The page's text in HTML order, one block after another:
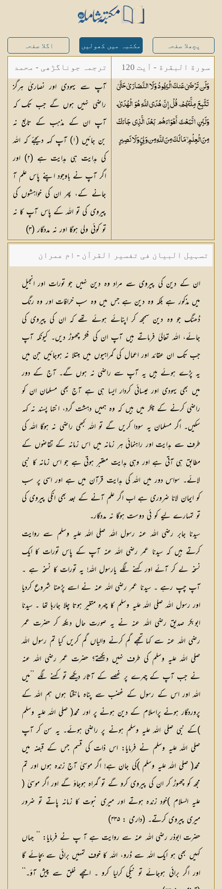
پچھلا صفحہ مکتبہ میں کھولیں اگلا صفحہ
سورة البقرة - آیت 120
وَلَن تَرْضَىٰ عَنكَ الْيَهُودُ وَلَا النَّصَارَىٰ حَتَّىٰ
تَتَّبِعَ مِلَّتَهُمْ ۗ قُلْ إِنَّ هُدَى اللَّهِ هُوَ الْهُدَىٰ ۗ
وَلَئِنِ اتَّبَعْتَ أَهْوَاءَهُم بَعْدَ الَّذِي جَاءَكَ
مِنَ الْعِلْمِ ۙ مَا لَكَ مِنَ اللَّهِ مِن وَلِيٍّ وَلَانَصِيرٍ
ترجمہ جوناگڑھی - محمد
جونا گڑھی
آپ سے یہودی اور نصاریٰ ہرگز
راضی نہیں ہوں گے جب تک کہ
آپ ان کے مذہب کے تابع نہ
بن جائیں (١) آپ کہہ دیجئے کہ اللہ
کی ہدایت ہی ہدایت ہے (٢) اور
اگر آپ نے باوجود اپنے پاس علم آ
جانے کے، پھر ان کی خواہشوں کی
پیروی کی تو اللہ کے پاس آپ کا نہ
تو کوئی ولی ہوگا اور نہ مددگار (٣)
تسہیل البیان فی تفسیر القرآن - ام عمران
شکیلہ بنت میاں فضل حسین
ان کے دین کی پیروی سے مراد وہ دین نہیں جو تورات اور انجیل
میں مذکور ہے بلکہ وہ دین ہے جس میں وہ سب خرافات اور وہ رنگ
ڈھنگ جو وہ دین سمجھ کر اپنائے ہوئے تھے كہ ان کی پیروی کی
جائے، اللہ تعالیٰ فرماتے ہیں آپ ان کی فکر چھوڑ دیں۔ کیونکہ آپ
جب تک ان عقائد اور اعمال کی گمراہیوں میں مبتلا نہ ہوجائیں جن میں
یہ پڑے ہوئے ہیں یہ آپ سے راضی نہ ہوں گے۔ آج کے دور
میں بھی یہودی اور عیسائی کردار ایسا ہی ہے آج بھی مسلمان ان کو
راضی کرنے کے چکر میں ہیں کہ وہ ہمیں دہشت گرد، انتہا پسند نہ کہہ
سکیں۔ اگر مسلمان یہ سودا کریں گے تو اللہ کبھی راضی نہ ہوگا اللہ کی
طرف سے ہدایت اور راہنمائی ہر زمانہ میں اس زمانہ کے تقاضوں کے
مطابق ہی آتی ہے اور وہی ہدایت معتبر ہوتی ہے جو اس زمانہ کا نبی
لائے۔ سواس دور میں اللہ کی ہدایت قرآن میں ہے اور اسی پر سب
کو ایمان لانا ضروری ہے اب اگر علم آنے کے بعد بھی انکی پیروی کی
تو تمہارے لیے کو ئی دوست ہوگا نہ مددگار۔
سیدنا جابر رضی اللہ عنہ رسول اللہ صلی اللہ علیہ وسلم سے روایت
کرتے ہیں کہ سیدنا عمر رضی اللہ عنہ آپ کے پاس تورات کا ایک
نسخہ لے کر آئے اور کہنے لگے یارسول اللہ! یہ تورات کا نسخہ ہے ۔
آپ چپ رہے ۔ سیدنا عمر رضی اللہ عنہ نے اسے پڑھنا شروع کردیا
اور رسول اللہ صلی اللہ علیہ وسلم کا چہرہ متغیر ہوتا چلا جارہا تھا ۔ سیدنا
ابوبکر صدیق رضی اللہ عنہ نے یہ صورت حال دیکھ کر حضرت عمر
رضی اللہ عنہ سے کہا تجھے گم کرنے والیاں گم کریں کیا تم رسول اللہ
صلی اللہ علیہ وسلم کی طرف نہیں دیکھتے؟ حضرت عمر رضی اللہ عنہ
نے جب آپ کے چہرے پر غصے کے آثار دیکھے تو کہنے لگے ’’میں
اللہ اور اس کے رسول کے غضب سے پناہ مانگتا ہوں ہم اللہ کے
پروردگار ہونے پراسلام کے دین ہونے پر اور محمد( صلی اللہ علیہ وسلم
)کے نبی صلی اللہ علیہ وسلم ہونے پر راضی ہوئے۔ یہ سن کر آپ
صلی اللہ علیہ وسلم نے فرمایا: اس ذات کی قسم جس کے قبضہ میں
محمد( صلی اللہ علیہ وسلم )کی جان ہے! اگر موسیٰ آج زندہ ہوں اور تم
مجھ کو چھوڑ کر ان کی پیروی کرو گے تو گمراہ ہوجاؤ گے اور اگر موسیٰ (
علیہ السلام )خود زندہ ہوتے اور میری نبوت کا زمانہ پاتے تو ضرور
میری پیروی کرتے۔ (دارمی : ۴۳۵)
حضرت ابوذر رضی اللہ عنہ سے روایت ہے آ پ نے فرمایا: ’’ جہاں
کہیں بھی ہو ایک اللہ سے ڈرو، اللہ کا خوف تمہیں برائی سے بچائے گا
اور اگر برائی ہوجائے تو نیکی کرلیا کرو ۔ اچھے خلق سے پیش آؤ۔‘‘